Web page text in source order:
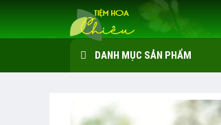
content
DANH MỤC SẢN PHẨM